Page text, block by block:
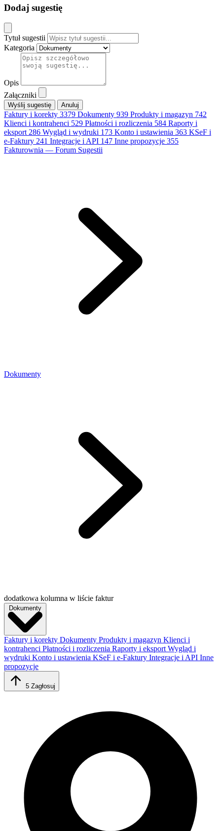
Dodaj sugestię
Tytuł sugestii
Kategoria
Opis
Załączniki
Anuluj
Faktury i korekty 3379 Dokumenty 939 Produkty i magazyn 742
Klienci i kontrahenci 529 Płatności i rozliczenia 584 Raporty i
eksport 286 Wygląd i wydruki 173 Konto i ustawienia 363 KSeF i
e-Faktury 241 Integracje i API 147 Inne propozycje 355
Fakturownia — Forum Sugestii
Dokumenty
dodatkowa kolumna w liście faktur
Dokumenty
Faktury i korekty Dokumenty Produkty i magazyn Klienci i
kontrahenci Płatności i rozliczenia Raporty i eksport Wygląd i
wydruki Konto i ustawienia KSeF i e-Faktury Integracje i API Inne
propozycje
5 Zagłosuj